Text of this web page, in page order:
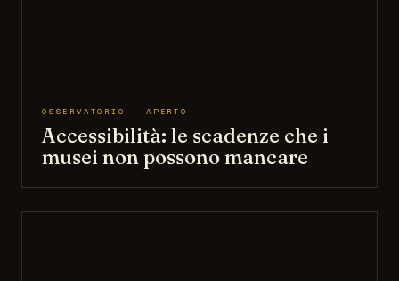
OSSERVATORIO · APERTO
Accessibilità: le scadenze che i
musei non possono mancare